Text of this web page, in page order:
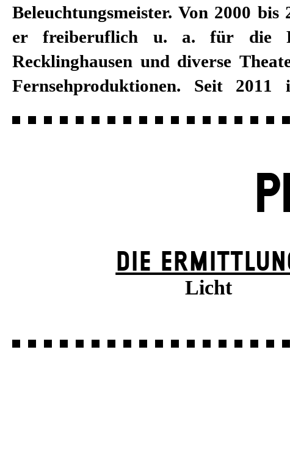
Beleuchtungsmeister. Von 2000 bis
er freiberuflich u. a. für die
Recklinghausen und diverse
Fernsehproduktionen. Seit
Rüping. Armin Petras,
Sebastian Baumgarten, René
DIE
Licht